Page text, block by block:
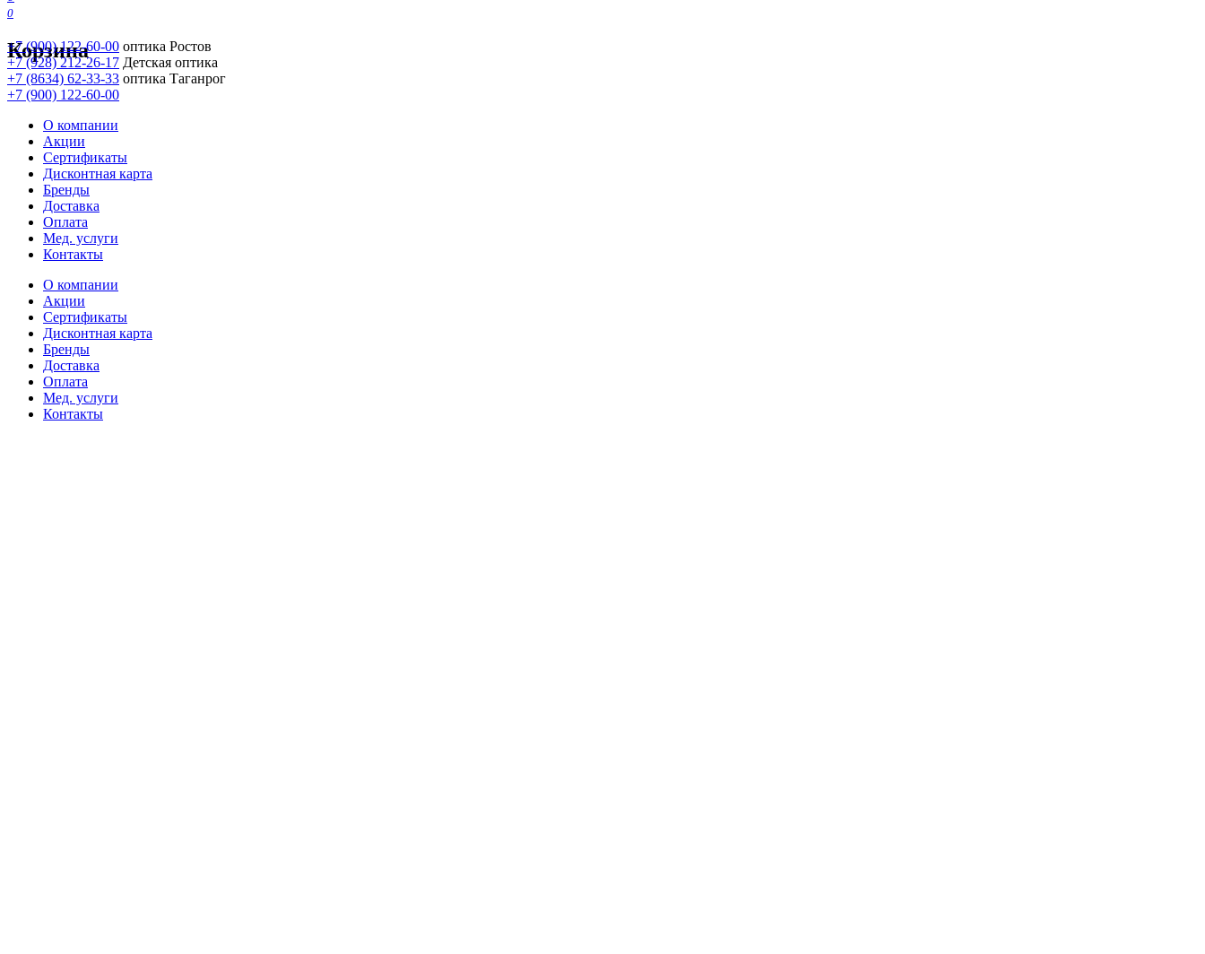
0
Корзина
+7 (900) 122-60-00 оптика Ростов
+7 (928) 212-26-17 Детская оптика
+7 (8634) 62-33-33 оптика Таганрог
+7 (900) 122-60-00
О компании
Акции
Сертификаты
Дисконтная карта
Бренды
Доставка
Оплата
Мед. услуги
Контакты
О компании
Акции
Сертификаты
Дисконтная карта
Бренды
Доставка
Оплата
Мед. услуги
Контакты